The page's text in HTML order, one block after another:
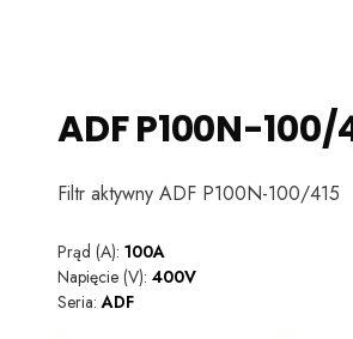
ADF P100N-100/
Filtr aktywny ADF P100N-100/415
Prąd (A): 100A
Napięcie (V): 400V
Seria: ADF